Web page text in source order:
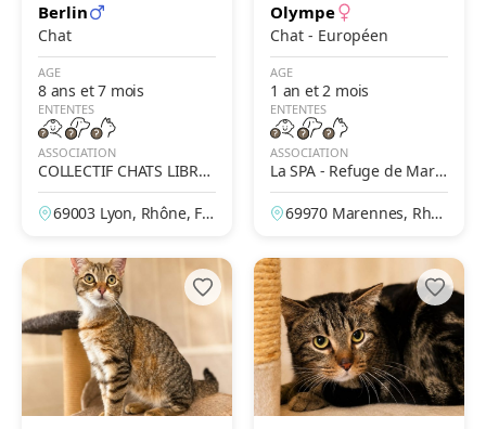
Berlin
Chat
AGE
8 ans et 7 mois
ENTENTES
ASSOCIATION
COLLECTIF CHATS LIBRES
CITOYENS DE SAINT PRI
EST69003 Lyon, Rhône, Fr
Olympe
Chat - Européen
AGE
1 an et 2 mois
ENTENTES
ASSOCIATION
La SPA - Refuge de Mare
nnes – Lyon
69970 Marennes, Rhô